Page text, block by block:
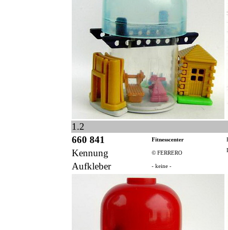
1.2
660 841
Fitnesscenter
Kennung © FERRERO
Aufkleber - keine -